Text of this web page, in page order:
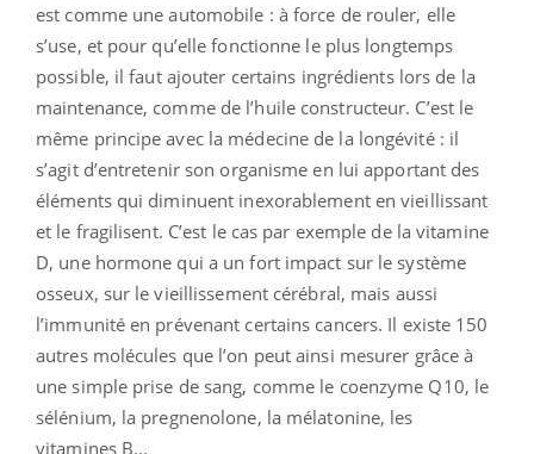
est comme une automobile : à force de rouler, elle
s’use, et pour qu’elle fonctionne le plus longtemps
possible, il faut ajouter certains ingrédients lors de la
maintenance, comme de l’huile constructeur. C’est le
même principe avec la médecine de la longévité : il
s’agit d’entretenir son organisme en lui apportant des
éléments qui diminuent inexorablement en vieillissant
et le fragilisent. C’est le cas par exemple de la vitamine
D, une hormone qui a un fort impact sur le système
osseux, sur le vieillissement cérébral, mais aussi
l’immunité en prévenant certains cancers. Il existe 150
autres molécules que l’on peut ainsi mesurer grâce à
une simple prise de sang, comme le coenzyme Q10, le
sélénium, la pregnenolone, la mélatonine, les
vitamines B...